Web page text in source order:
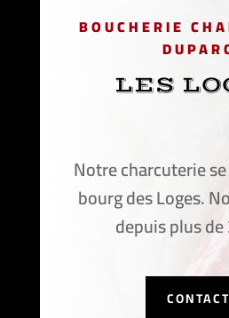
BOUCHERIE
LES
Notre charcuterie
bourg des Loges.
depuis plus
CONTACT